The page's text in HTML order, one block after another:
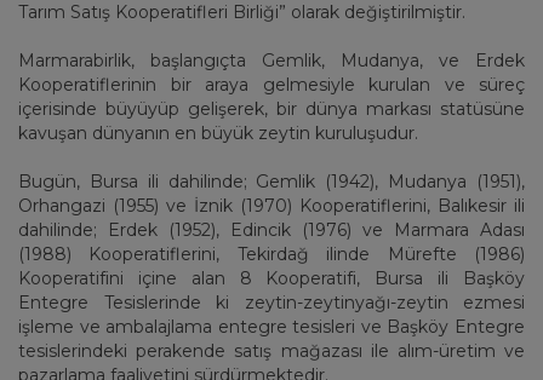
Tarım Satış Kooperatifleri Birliği” olarak değiştirilmiştir.
Marmarabirlik, başlangıçta Gemlik, Mudanya, ve Erdek
Kooperatiflerinin bir araya gelmesiyle kurulan ve süreç
içerisinde büyüyüp gelişerek, bir dünya markası statüsüne
kavuşan dünyanın en büyük zeytin kuruluşudur.
Bugün, Bursa ili dahilinde; Gemlik (1942), Mudanya (1951),
Orhangazi (1955) ve İznik (1970) Kooperatiflerini, Balıkesir ili
dahilinde; Erdek (1952), Edincik (1976) ve Marmara Adası
(1988) Kooperatiflerini, Tekirdağ ilinde Mürefte (1986)
Kooperatifini içine alan 8 Kooperatifi, Bursa ili Başköy
Entegre Tesislerinde ki zeytin-zeytinyağı-zeytin ezmesi
işleme ve ambalajlama entegre tesisleri ve Başköy Entegre
tesislerindeki perakende satış mağazası ile alım-üretim ve
pazarlama faaliyetini sürdürmektedir.